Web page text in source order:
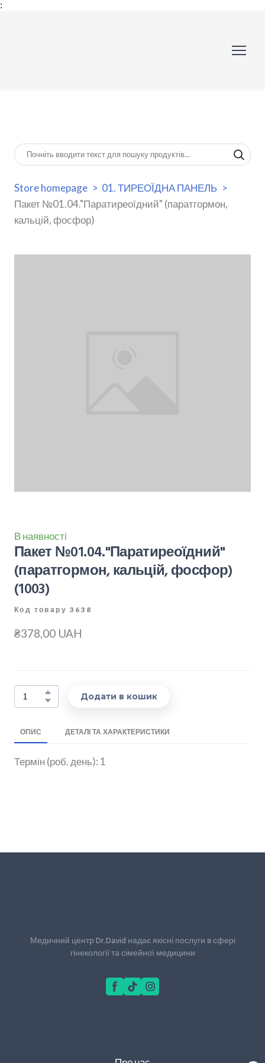
:
Store homepage
01. ТИРЕОЇДНА ПАНЕЛЬ
Пакет №01.04."Паратиреоїдний" (паратгормон,
кальцій, фосфор)
В наявності
Пакет №01.04."Паратиреоїдний"
(паратгормон, кальцій, фосфор)
(1003)
Код товару 3638
₴378,00 UAH
Додати в кошик
ОПИС ДЕТАЛІ ТА ХАРАКТЕРИСТИКИ
Термін (роб. день): 1
Медичний центр Dr.David надає якісні послуги в сфері
гінекології та сімейної медицини